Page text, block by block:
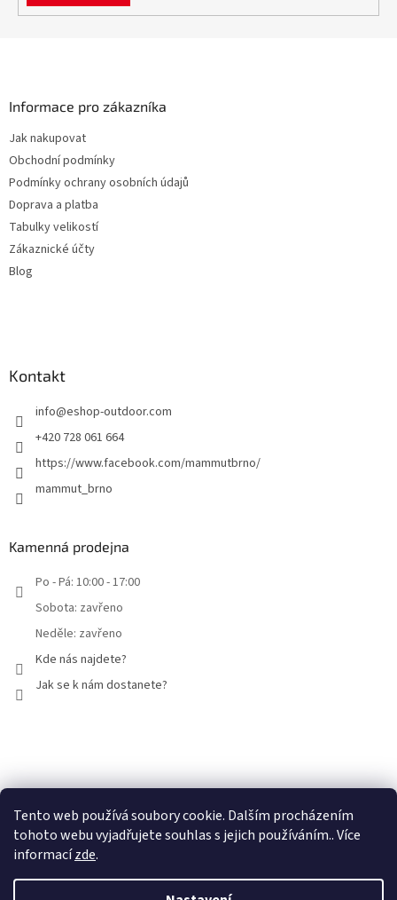
Tento web používá soubory cookie. Dalším procházením
tohoto webu vyjadřujete souhlas s jejich používáním.. Více
informacízde.
Informace pro zákazníka
Jak nakupovat
Obchodní podmínky
Podmínky ochrany osobních údajů
Doprava a platba
Tabulky velikostí
Zákaznické účty
Blog
Kontakt
info@eshop-outdoor.com
+420 728 061 664
https://www.facebook.com/mammutbrno/
mammut_brno
Kamenná prodejna
Po - Pá: 10:00 - 17:00
Sobota: zavřeno
Neděle: zavřeno
Kde nás najdete?
Jak se k nám dostanete?
Facebook